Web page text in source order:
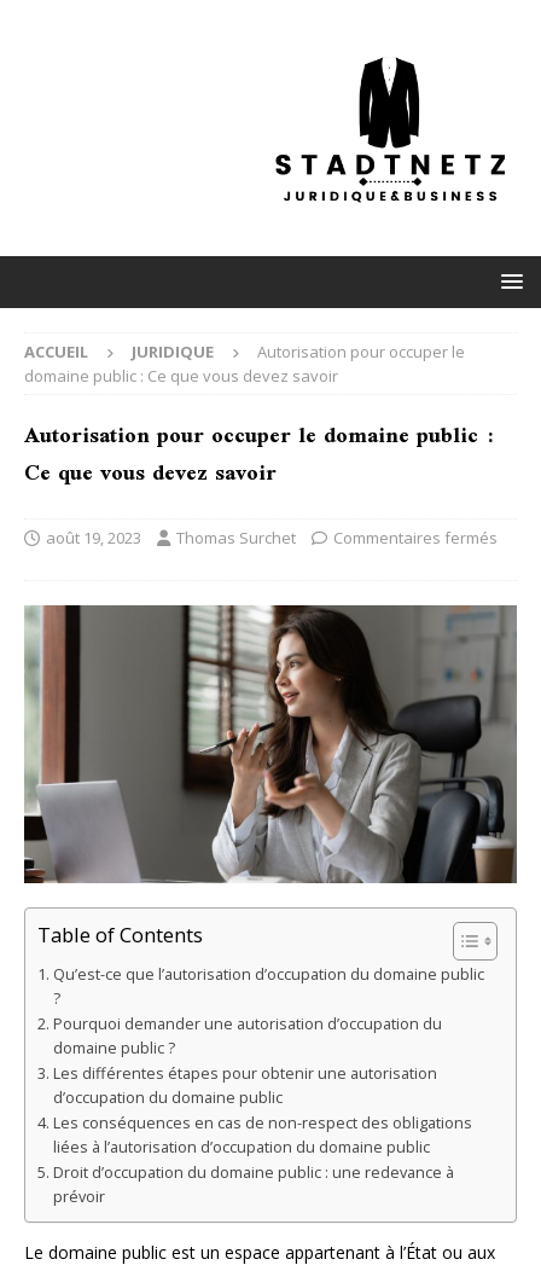
ACCUEIL JURIDIQUE
Autorisation pour occuper le
domaine public : Ce que vous devez savoir
Autorisation pour occuper le domaine public :
Ce que vous devez savoir
août 19, 2023 Thomas Surchet Commentaires fermés
Table of Contents
Qu’est-ce que l’autorisation d’occupation du domaine public
?
Pourquoi demander une autorisation d’occupation du
domaine public ?
Les différentes étapes pour obtenir une autorisation
d’occupation du domaine public
Les conséquences en cas de non-respect des obligations
liées à l’autorisation d’occupation du domaine public
Droit d’occupation du domaine public : une redevance à
prévoir
Le domaine public est un espace appartenant à l’État ou aux